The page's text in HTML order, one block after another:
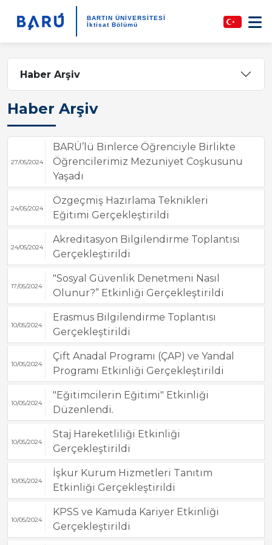
BARTIN ÜNİVERSİTESİ
İktisat Bölümü
Haber Arşiv
Haber Arşiv
27/05/2024
BARÜ’lü Binlerce Öğrenciyle Birlikte
Öğrencilerimiz Mezuniyet Coşkusunu
Yaşadı
24/05/2024
Özgeçmiş Hazırlama Teknikleri
Eğitimi Gerçekleştirildi
24/05/2024
Akreditasyon Bilgilendirme Toplantısı
Gerçekleştirildi
17/05/2024
"Sosyal Güvenlik Denetmeni Nasıl
Olunur?” Etkinliği Gerçekleştirildi
10/05/2024
Erasmus Bilgilendirme Toplantısı
Gerçekleştirildi
10/05/2024
Çift Anadal Programı (ÇAP) ve Yandal
Programı Etkinliği Gerçekleştirildi
10/05/2024
"Eğitimcilerin Eğitimi" Etkinliği
Düzenlendi.
10/05/2024
Staj Hareketliliği Etkinliği
Gerçekleştirildi
10/05/2024
İşkur Kurum Hizmetleri Tanıtım
Etkinliği Gerçekleştirildi
10/05/2024
KPSS ve Kamuda Kariyer Etkinliği
Gerçekleştirildi